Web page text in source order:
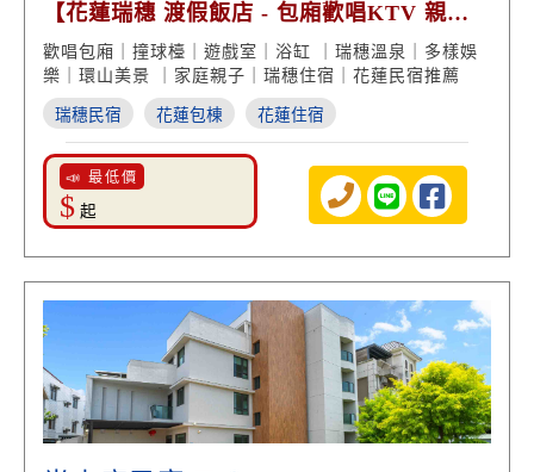
【花蓮瑞穗 渡假飯店 - 包廂歡唱KTV 親子
遊戲室 多樣娛樂】
歡唱包廂｜撞球檯｜遊戲室｜浴缸 ｜瑞穗溫泉｜多樣娛
樂｜環山美景 ｜家庭親子｜瑞穗住宿｜花蓮民宿推薦
瑞穗民宿 花蓮包棟 花蓮住宿
📣 最低價
$ 起